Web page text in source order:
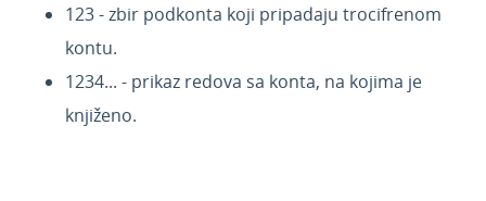
123 - zbir podkonta koji pripadaju trocifrenom
kontu.
1234... - prikaz redova sa konta, na kojima je
knjiženo.